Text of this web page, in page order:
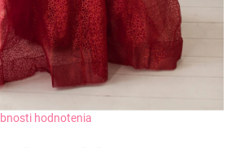
hodnotenia